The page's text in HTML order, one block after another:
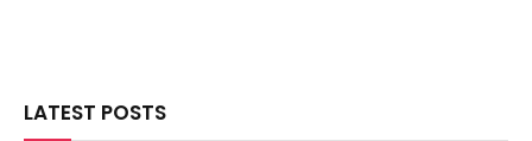
LATEST POSTS